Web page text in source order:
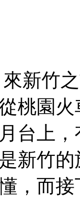
來新竹
桃園
台上
新竹
，而